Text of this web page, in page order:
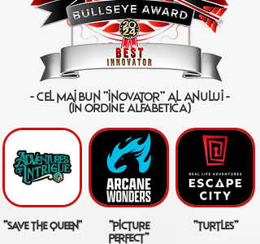
- cel mai bun "inovator" al anului -
(IN ORDINE ALFABETICA)
"save the queen"
"picture
perfect"
"turtles"